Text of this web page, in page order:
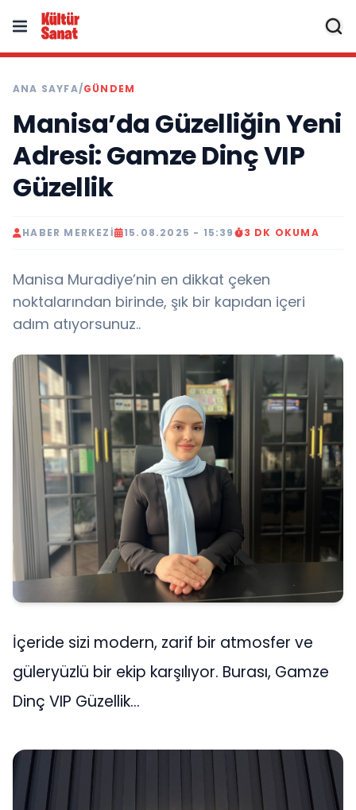
ANA SAYFA/GÜNDEM
Manisa’da Güzelliğin Yeni
Adresi: Gamze Dinç VIP
Güzellik
HABER MERKEZI 15.08.2025 - 15:39 3 DK OKUMA
Manisa Muradiye’nin en dikkat çeken
noktalarından birinde, şık bir kapıdan içeri
adım atıyorsunuz..
İçeride sizi modern, zarif bir atmosfer ve
güleryüzlü bir ekip karşılıyor. Burası, Gamze
Dinç VIP Güzellik…